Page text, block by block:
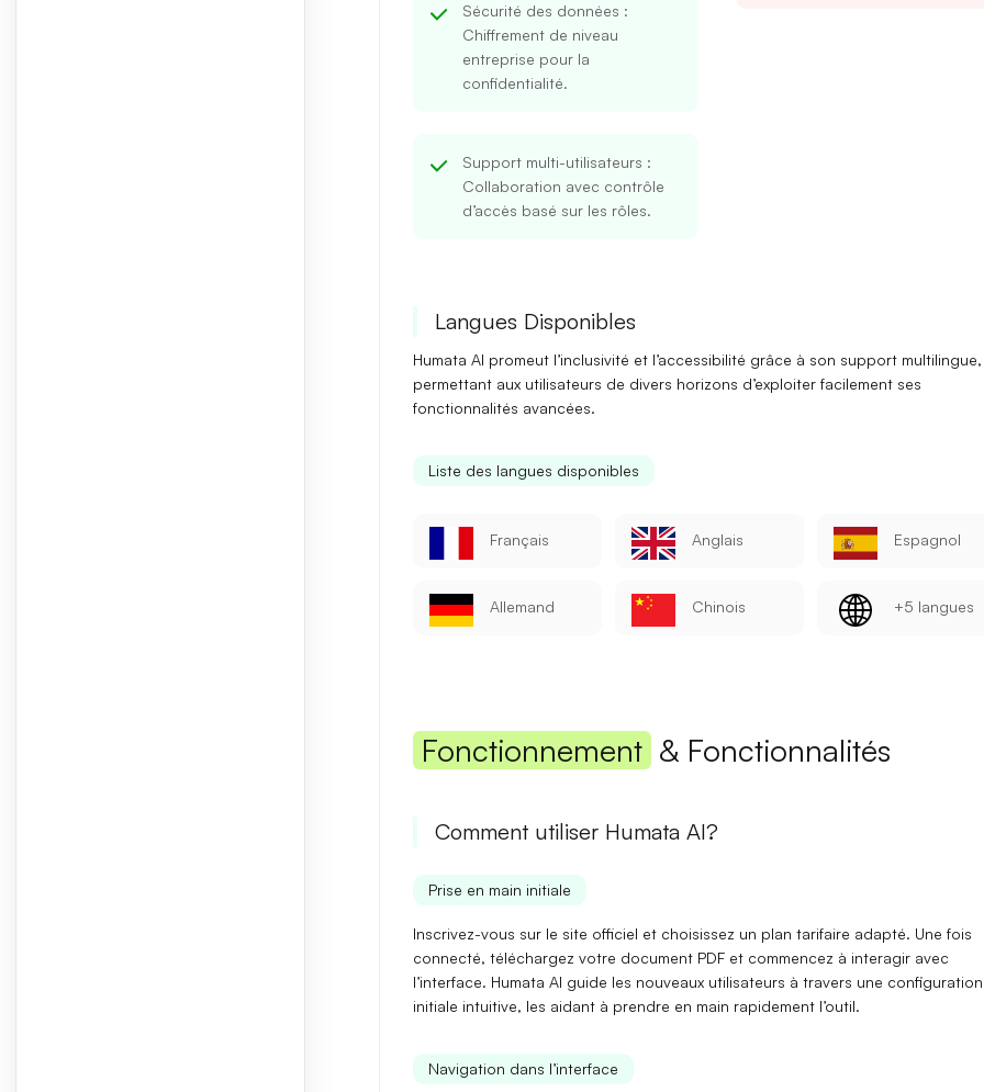
Mot de passe
Sécurité des données :
Chiffrement de niveau
entreprise pour la
confidentialité.
Support multi-utilisateurs :
Collaboration avec contrôle
d’accès basé sur les rôles.
Langues Disponibles
Humata AI promeut l’inclusivité et l’accessibilité grâce à son support multilingue,
permettant aux utilisateurs de divers horizons d’exploiter facilement ses
fonctionnalités avancées.
Liste des langues disponibles
Français Anglais Espagnol
Allemand Chinois +5 langues
Fonctionnement & Fonctionnalités
Comment utiliser Humata AI?
Prise en main initiale
Inscrivez-vous sur le site officiel et choisissez un plan tarifaire adapté. Une fois
connecté, téléchargez votre document PDFet commencez à interagir avec
l’interface. Humata AI guide les nouveaux utilisateurs à travers une configuration
initiale intuitive, les aidant à prendre en main rapidement l’outil.
Navigation dans l’interface